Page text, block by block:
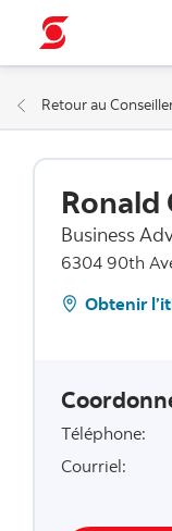
Retour au
Ronald
Business
6304 90th
Obtenir
Téléphone:
Courriel: